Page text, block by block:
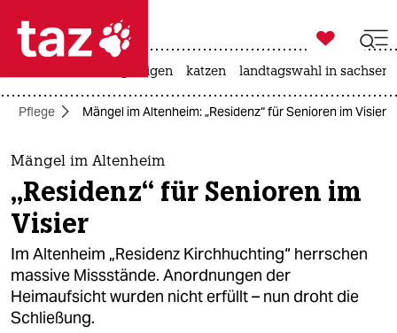
 taz zahl ich
taz zahl ich
themen
politik
öko
gesellschaft
kultur

taz zahl ich
bergsteigen katzen landtagswahl in
Pflege Mängel im Altenheim: „Residenz“ für Senioren im Visier
Mängel im Altenheim
„Residenz“ für Senioren im
Visier
Im Altenheim „Residenz Kirchhuchting“ herrschen
massive Missstände. Anordnungen der
Heimaufsicht wurden nicht erfüllt – nun droht die
Schließung.